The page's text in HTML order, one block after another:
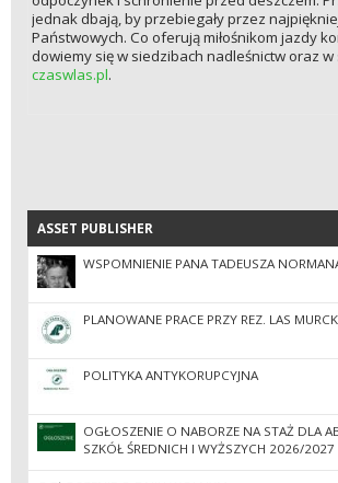
jednak dbają, by przebiegały przez
Państwowych. Co oferują miłośnikom jazdy
dowiemy się w siedzibach nadleśnictw oraz
czaswlas.pl.
ASSET PUBLISHER
ASSET PUBLISHER
WSPOMNIENIE PANA TADEUSZA
PLANOWANE PRACE PRZY REZ. LAS
POLITYKA ANTYKORUPCYJNA
OGŁOSZENIE O NABORZE NA STAŻ DLA
SZKÓŁ ŚREDNICH I WYŻSZYCH 2026/2027